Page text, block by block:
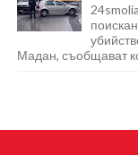
Мадан, съобщават